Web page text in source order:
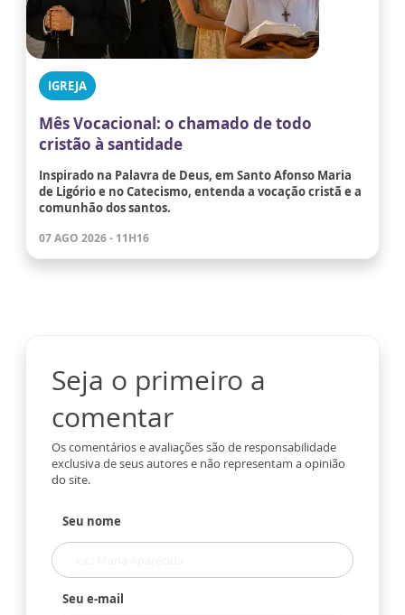
IGREJA
Mês Vocacional: o chamado de todo
cristão à santidade
Inspirado na Palavra de Deus, em Santo Afonso Maria
de Ligório e no Catecismo, entenda a vocação cristã e a
comunhão dos santos.
07 AGO 2026 - 11H16
Seja o primeiro a
comentar
Os comentários e avaliações são de responsabilidade
exclusiva de seus autores e não representam a opinião
do site.
Seu nome
Seu e-mail